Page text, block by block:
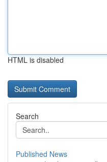
HTML is disabled
Search
Published News